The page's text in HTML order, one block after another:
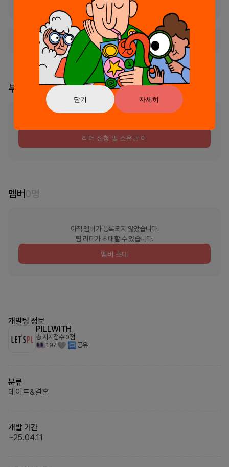
닫기 자세히
47705 7042101372 2022-부산동래-0845 부산동래
서비스가 현재 일시적으로 사용 불가능한 상태입니다.
부스 리더
리더 신청 및 소유권 이
멤버0명
아직 멤버가 등록되지 않았습니다.
팀 리더가 초대할 수 있습니다.
멤버 초대
개발팀 정보
PILLWITH
총 지지점수 0점
197
공유
분류
데이트&결혼
개발 기간
~25.04.11